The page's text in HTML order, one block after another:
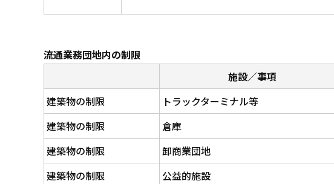
流通業務団地内の制限
施設／事項
建築物の制限
トラックターミナル等
建築物の制限
倉庫
建築物の制限
卸商業団地
建築物の制限
公益的施設